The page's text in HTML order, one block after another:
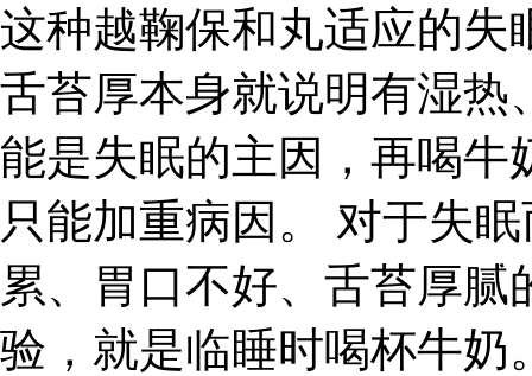
这种越鞠保和丸适应的失
舌苔厚本身就说明有湿热
能是失眠的主因，再喝牛
只能加重病因。 对于失
累、胃口不好、舌苔厚
验，就是临睡时喝杯牛奶